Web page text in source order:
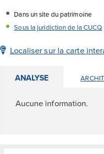
Dans un site du patrimoine
Sous la juridiction de la CUCQ
Localiser sur la carte
ANALYSE
Aucune information.